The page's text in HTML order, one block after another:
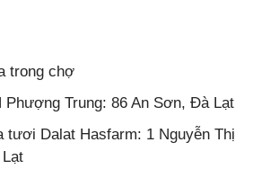
trong chợ
Phượng Trung: 86 An Sơn, Đà Lạt
tươi Dalat Hasfarm: 1 Nguyễn Thị